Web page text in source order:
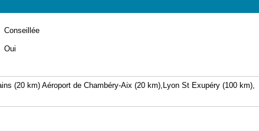
Conseillée
Oui
(20 km) Aéroport de Chambéry-Aix (20 km),Lyon St Exupéry (100 km),